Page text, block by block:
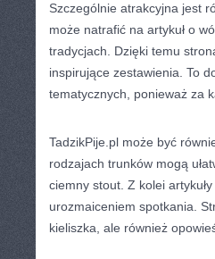
Szczególnie atrakcyjna jest
może natrafić na artykuł o
tradycjach. Dzięki temu
inspirujące zestawienia. To
tematycznych, ponieważ za
TadzikPije.pl może być
rodzajach trunków mogą
ciemny stout. Z kolei
urozmaiceniem spotkania.
kieliszka, ale również